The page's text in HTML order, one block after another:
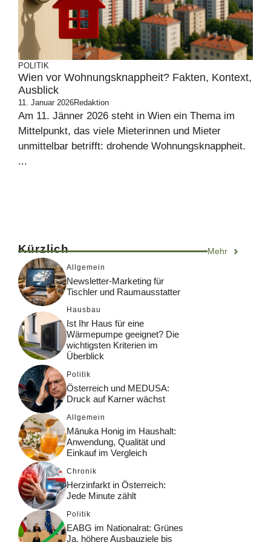
POLITIK
Wien vor Wohnungsknappheit? Fakten, Kontext,
Ausblick
11. Januar 2026Redaktion
Am 11. Jänner 2026 steht in Wien ein Thema im
Mittelpunkt, das viele Mieterinnen und Mieter
unmittelbar betrifft: drohende Wohnungsknappheit.
...
Kürzlich Mehr
Allgemein
Newsletter-Marketing für
Tischler und Raumausstatter
Hausbau
Ist Ihr Haus für eine
Wärmepumpe geeignet? Die
wichtigsten Kriterien im
Überblick
Politik
Österreich und MEDUSA:
Druck auf Karner wächst
Allgemein
Mānuka Honig im Haushalt:
Anwendung, Qualität und
Einkauf im Vergleich
Chronik
Herzinfarkt in Österreich:
Jede Minute zählt
Politik
EABG im Nationalrat: Grünes
Ja, höhere Ausbauziele bis